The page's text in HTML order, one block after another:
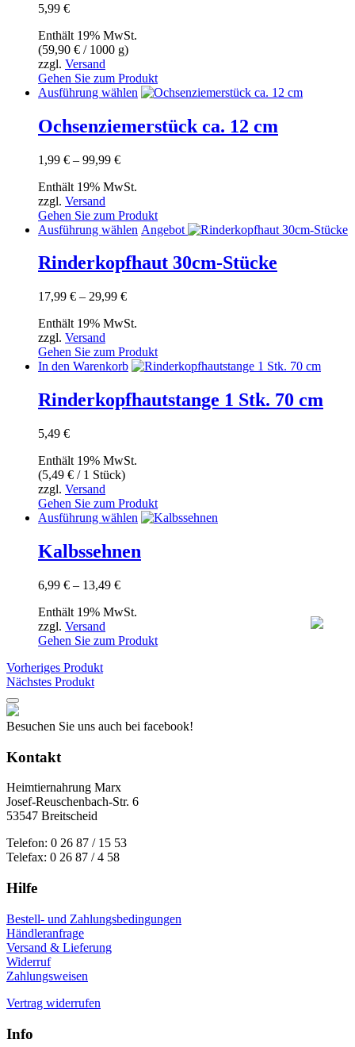
5,99 €
Enthält 19% MwSt.
(59,90 € / 1000 g)
zzgl. Versand
Gehen Sie zum Produkt
Ausführung wählen Dieses
weist
mehrere
auf
der
gewählt
Ochsenziemerstück ca. 12 cm
1,99 € – 99,99 €Preisspanne:
bis
Enthält 19% MwSt.
zzgl. Versand
Gehen Sie zum Produkt
Ausführung wählen Dieses
weist
mehrere
auf
der
gewählt
Angebot
Rinderkopfhaut 30cm-Stücke
17,99 € – 29,99 €Preisspanne:
bis
Enthält 19% MwSt.
zzgl. Versand
Gehen Sie zum Produkt
In den Warenkorb
Rinderkopfhautstange 1 Stk. 70 cm
5,49 €
Enthält 19% MwSt.
(5,49 € / 1 Stück)
zzgl. Versand
Gehen Sie zum Produkt
Ausführung wählen Dieses
mehrere
auf
Kalbssehnen
6,99 € – 13,49 €Preisspanne:
bis
Enthält 19% MwSt.
zzgl. Versand
Gehen Sie zum Produkt
Vorheriges Produkt
Nächstes Produkt
Besuchen Sie uns auch bei facebook!
Kontakt
Heimtiernahrung Marx
Josef-Reuschenbach-Str. 6
53547 Breitscheid
Telefon: 0 26 87 / 15 53
Telefax: 0 26 87 / 4 58
Hilfe
Bestell- und Zahlungsbedingungen
Händleranfrage
Versand & Lieferung
Widerruf
Zahlungsweisen
Vertrag widerrufen
Info